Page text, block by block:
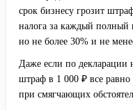
срок бизнесу грозит
налога за каждый полный
но не более 30% и не
Даже если по декларации
штраф в 1 000 ₽ все равно
при смягчающих